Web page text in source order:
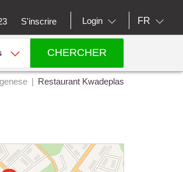
S'inscrire Login FR
CHERCHER
Restaurant Kwadeplas